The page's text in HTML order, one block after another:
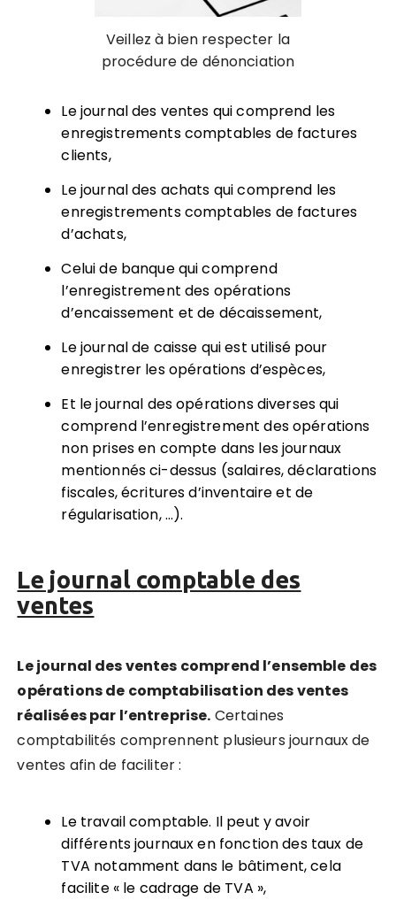
Veillez à bien respecter la
procédure de dénonciation
Le journal des ventes qui comprend les
enregistrements comptables de factures
clients,
Le journal des achats qui comprend les
enregistrements comptables de factures
d’achats,
Celui de banque qui comprend
l’enregistrement des opérations
d’encaissement et de décaissement,
Le journal de caisse qui est utilisé pour
enregistrer les opérations d’espèces,
Et le journal des opérations diverses qui
comprend l’enregistrement des opérations
non prises en compte dans les journaux
mentionnés ci-dessus (salaires, déclarations
fiscales, écritures d’inventaire et de
régularisation, …).
Le journal comptable des
ventes
Le journal des ventes comprend l’ensemble des
opérations de comptabilisation des ventes
réalisées par l’entreprise. Certaines
comptabilités comprennent plusieurs journaux de
ventes afin de faciliter :
Le travail comptable. Il peut y avoir
différents journaux en fonction des taux de
TVA notamment dans le bâtiment, cela
facilite « le cadrage de TVA »,